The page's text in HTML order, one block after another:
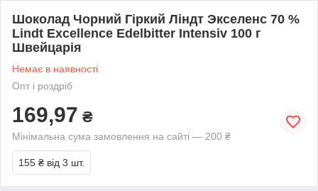
Шоколад Чорний Гіркий Ліндт Экселенс 70 %
Lindt Excellence Edelbitter Intensiv 100 г
Швейцарія
Немає в наявності
Опт і роздріб
169,97 ₴
Мінімальна сума замовлення на сайті — 200 ₴
155 ₴ від 3 шт.